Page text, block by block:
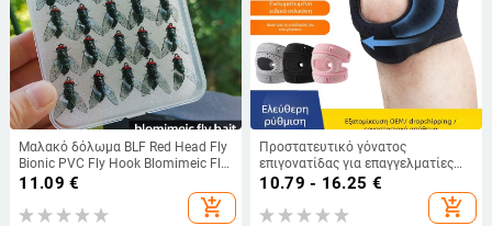
Μαλακό δόλωμα BLF Red Head Fly
Bionic PVC Fly Hook Blomimeic Fly
Bag Δόλωμα Luya για ψάρεμα με
11.09 €
add_shopping_cart
Προστατευτικό γόνατος
επιγονατίδας για επαγγελματίες
αθλητικούς αγώνες,
γυναίκες, αθλητικός εξοπλισμός
10.79 - 16.25 €
add_shopping_cart